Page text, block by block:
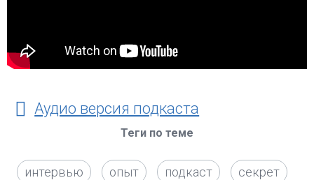
Аудио версия подкаста
Теги по теме
интервью опыт подкаст секрет